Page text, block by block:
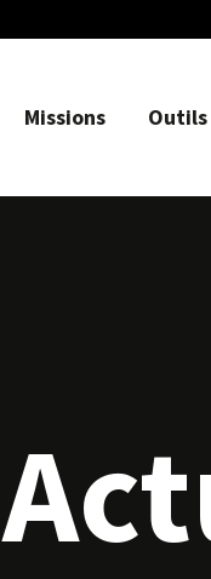
Missions Outils